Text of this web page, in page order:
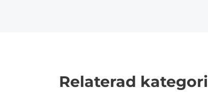
Relaterad kategori